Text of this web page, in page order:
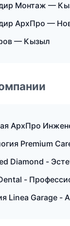
Монтаж —
АрхПро —
— Кызыл
АрхПро
Premium
Diamond -
-
Linea Garage -